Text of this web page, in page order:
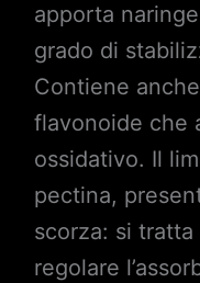
apporta
grado di
Contiene
flavonoide che
ossidativo. Il
pectina,
scorza: si
regolare